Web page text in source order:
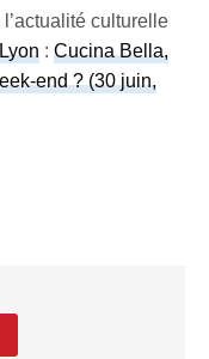
culturelle
:Cucina Bella,
end ? (30 juin,